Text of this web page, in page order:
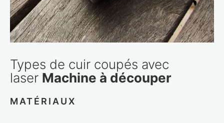
Types de cuir coupés avec
laser Machine à découper
MATÉRIAUX